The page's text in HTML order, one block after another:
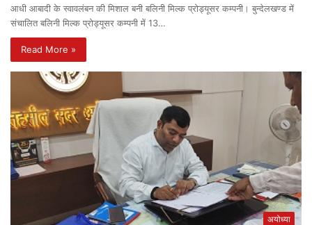
आधी आबादी के स्वावलंबन की मिशाल बनी बलिनी मिल्क प्रोड्यूसर कम्पनी। बुन्देलखण्ड में
संचालित बलिनी मिल्क प्रोड्यूसर कम्पनी में 13…
Read More »
अयोध्या